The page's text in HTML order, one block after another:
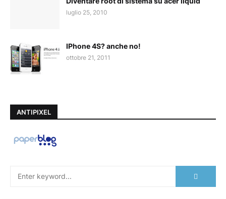
luglio 25, 2010
IPhone 4S? anche no!
ottobre 21, 2011
ANTIPIXEL